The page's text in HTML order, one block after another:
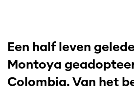
Een half leven
Montoya
Colombia. Van het